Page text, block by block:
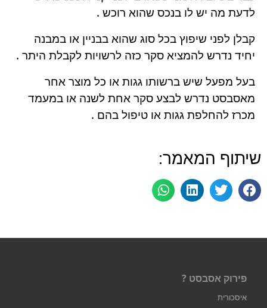
לדעת מה יש לו בנכס שהוא רוכש .
קבלן לפני שיפוץ בכל סוג שהוא בבניין או במבנה
יחיד נדרש להמציא סקר כזה לרשויות לקבלת היתר .
בעל מפעל שיש ברשותו גגות או כל מוצר אחר
מאסבסט נדרש לבצע סקר אחת לשנה או במעמד
מכרז להחלפת גגות או טיפול בהם .
שיתוף המאמר:
פירוק אסבסט ?
איסכורית